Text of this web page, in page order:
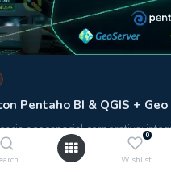
0
Wishlist
Pentaho BI & QGIS + Geo
geoespacial corporativa:
para construir portales de datos
dinámicos y análisis